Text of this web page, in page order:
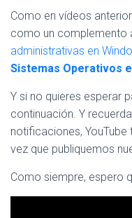
Como en vídeos
como un complemento
administrativas en
Sistemas Operativos
Y si no quieres esperar
continuación. Y
notificaciones,
vez que publiquemos
Como siempre, espero